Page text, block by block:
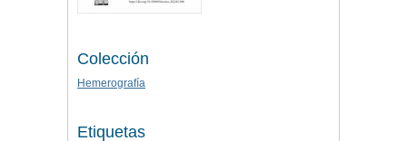
Colección
Hemerografía
Etiquetas